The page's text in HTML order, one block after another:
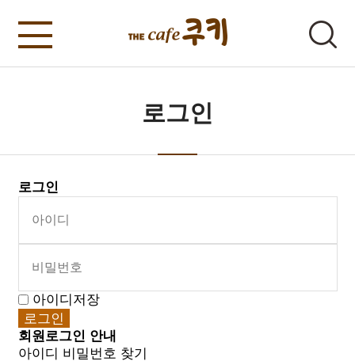
로그인
로그인
아이디저장
회원로그인 안내
아이디 비밀번호 찾기